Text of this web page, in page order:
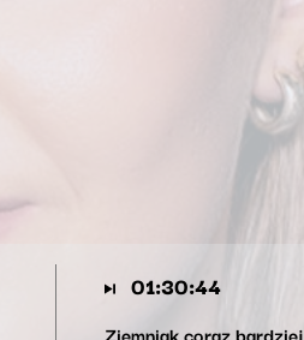
01:30:44
Ziemniak coraz bardziej